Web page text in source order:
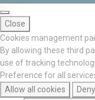
Close
Cookies management
By allowing these third
use of tracking
Preference for all
Allow all cookies